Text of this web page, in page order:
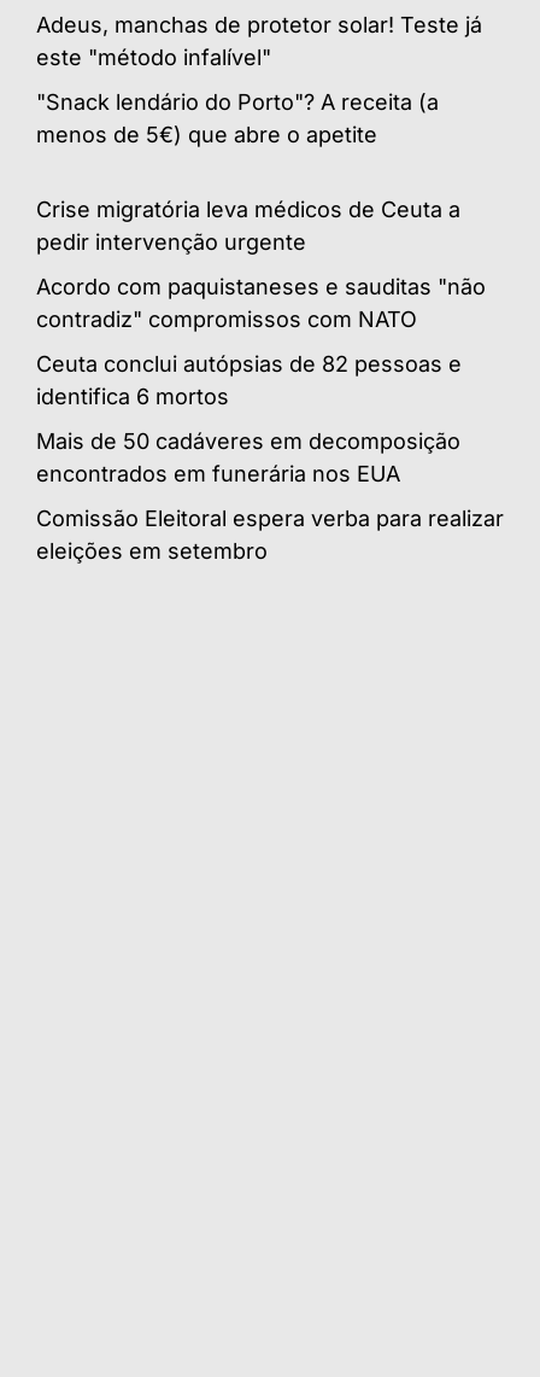
Adeus, manchas de protetor solar! Teste já
este "método infalível"
"Snack lendário do Porto"? A receita (a
menos de 5€) que abre o apetite
Crise migratória leva médicos de Ceuta a
pedir intervenção urgente
Acordo com paquistaneses e sauditas "não
contradiz" compromissos com NATO
Ceuta conclui autópsias de 82 pessoas e
identifica 6 mortos
Mais de 50 cadáveres em decomposição
encontrados em funerária nos EUA
Comissão Eleitoral espera verba para realizar
eleições em setembro